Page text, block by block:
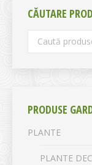
CĂUTARE
PRODUSE
PLANTE
PLANTE